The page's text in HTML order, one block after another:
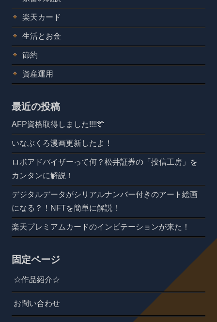
楽天カード
生活とお金
節約
資産運用
最近の投稿
AFP資格取得しました!!!!🎊
いなぶくろ漫画更新したよ！
ロボアドバイザーって何？松井証券の「投信工房」を
カンタンに解説！
デジタルデータがシリアルナンバー付きのアート絵画
になる？！NFTを簡単に解説！
楽天プレミアムカードのインビテーションが来た！
固定ページ
☆作品紹介☆
お問い合わせ